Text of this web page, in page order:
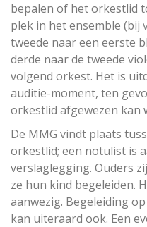
bepalen of het orkestlid
plek in het ensemble (bij
tweede naar een eerste
derde naar de tweede
volgend orkest. Het is
auditie-moment, ten
orkestlid afgewezen kan
De MMG vindt plaats
orkestlid; een notulist is
verslaglegging. Ouders
ze hun kind begeleiden.
aanwezig. Begeleiding
kan uiteraard ook. Een